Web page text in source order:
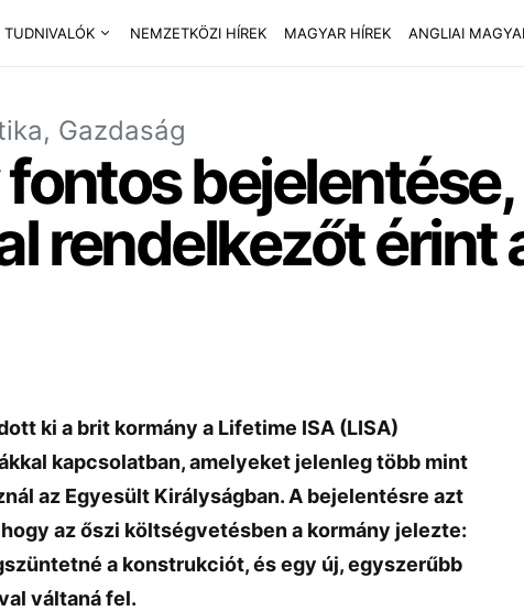
NEMZETKÖZI HÍREK MAGYAR HÍREK ANGLIAI
Gazdaság
bejelentése,
rendelkezőt érint
ki a brit kormány a Lifetime ISA (LISA)
kapcsolatban, amelyeket jelenleg több mint
az Egyesült Királyságban. A bejelentésre azt
az őszi költségvetésben a kormány jelezte:
a konstrukciót, és egy új, egyszerűbb
váltaná fel.